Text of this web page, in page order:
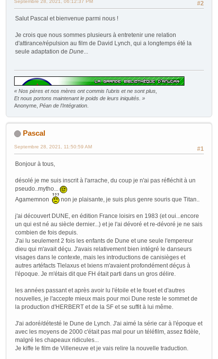
#2
Septembre 28, 2021, 06:12:37 PM
Salut Pascal et bienvenue parmi nous !
Je crois que nous sommes plusieurs à entretenir une relation
d'attirance/répulsion au film de David Lynch, qui a longtemps été la
seule adaptation de Dune...
« Nos pères et nos mères ont commis l'ubris et ne sont plus,
Et nous portons maintenant le poids de leurs iniquités. »
Anonyme, Péan de l'Intégration
Pascal
#1
Septembre 28, 2021, 11:50:59 AM
Bonjour à tous,
désolé je me suis inscrit à l'arrache, du coup je n'ai pas réfléchit à un
pseudo..mytho...
Agamemnon
non je plaisante, je suis plus genre souris que Titan..
j'ai découvert DUNE, en édition France loisirs en 1983 (et oui...encore
un qui est né au siècle dernier...) et je l'ai dévoré et re-dévoré je ne sais
combien de fois depuis.
J'ai lu seulement 2 fois les enfants de Dune et une seule l'empereur
dieu qui m'avait déçu. J'avais relativement bien intégré le danseurs
visages dans le contexte, mais les introductions de canisièges et
autres artéfacts Tlelaxus et Ixiens m'avaient profondément déçus à
l'époque. Je m'étais dit que FH était parti dans un gros délire.
les années passant et après avoir lu l'étoile et le fouet et d'autres
nouvelles, je l'accepte mieux mais pour moi Dune reste le sommet de
la production d'HERBERT et de la SF et se suffit à lui même.
J'ai adoré/détesté le Dune de Lynch. J'ai aimé la série car à l'époque et
avec les moyens de 2000 c'était pas mal pour un téléfilm, assez fidèle,
malgré les chapeaux ridicules...
Je kiffe le film de Villeneuve et je vais relire la nouvelle traduction.